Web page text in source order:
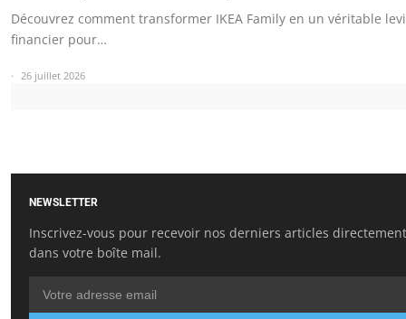
Découvrez comment transformer IKEA Family en un véritable
financier pour…
26 juillet 2026
NEWSLETTER
Inscrivez-vous pour recevoir nos derniers articles directement
dans votre boîte mail.